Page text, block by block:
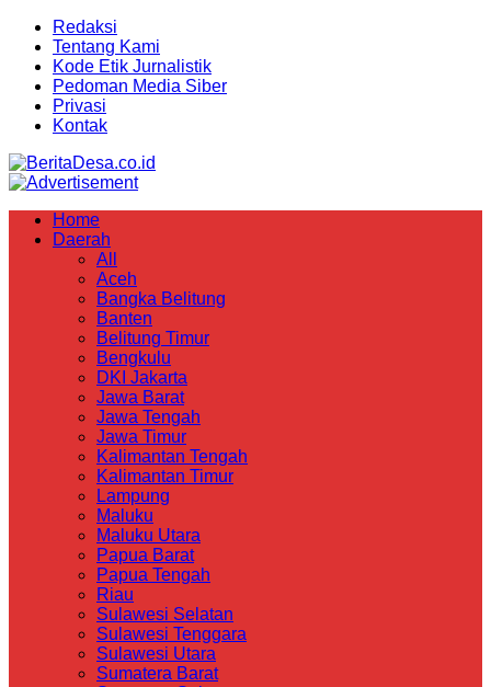
Redaksi
Tentang Kami
Kode Etik Jurnalistik
Pedoman Media Siber
Privasi
Kontak
Home
Daerah
All
Aceh
Bangka Belitung
Banten
Belitung Timur
Bengkulu
DKI Jakarta
Jawa Barat
Jawa Tengah
Jawa Timur
Kalimantan Tengah
Kalimantan Timur
Lampung
Maluku
Maluku Utara
Papua Barat
Papua Tengah
Riau
Sulawesi Selatan
Sulawesi Tenggara
Sulawesi Utara
Sumatera Barat